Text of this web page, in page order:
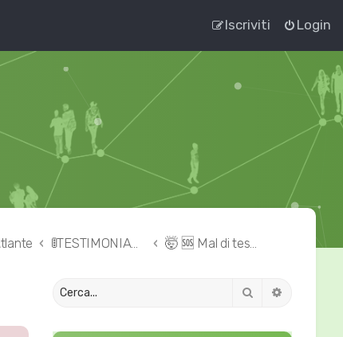
Login
Iscriviti
🚦TESTIMONIANZE 👉🏻 correzione dell'Atlante 🤯 🆘 Mal di testa – cefalea – emicrania
Cerca